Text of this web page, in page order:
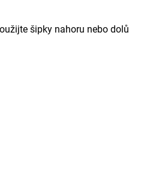
šipky nahoru nebo dolů